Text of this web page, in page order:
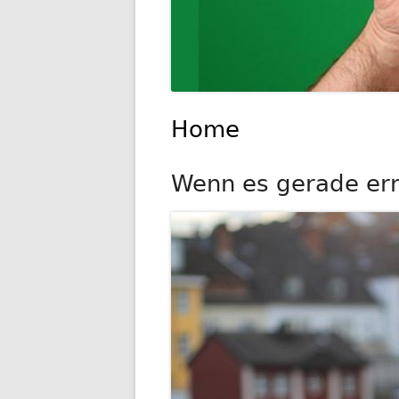
Home
Wenn es gerade